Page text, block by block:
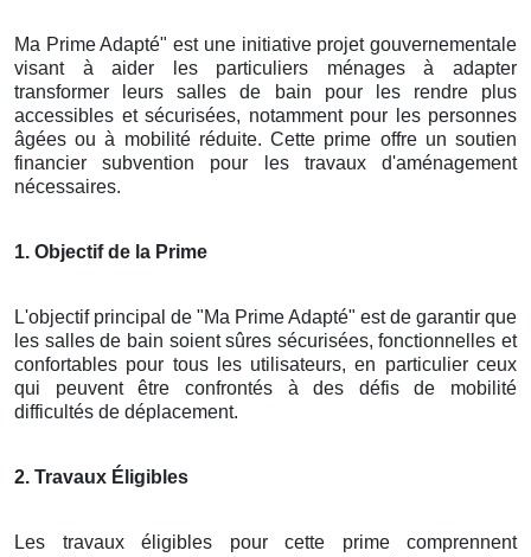
Ma Prime Adapté" est une initiative projet gouvernementale
visant à aider les particuliers ménages à adapter
transformer leurs salles de bain pour les rendre plus
accessibles et sécurisées, notamment pour les personnes
âgées ou à mobilité réduite. Cette prime offre un soutien
financier subvention pour les travaux d'aménagement
nécessaires.
1. Objectif de la Prime
L'objectif principal de "Ma Prime Adapté" est de garantir que
les salles de bain soient sûres sécurisées, fonctionnelles et
confortables pour tous les utilisateurs, en particulier ceux
qui peuvent être confrontés à des défis de mobilité
difficultés de déplacement.
2. Travaux Éligibles
Les travaux éligibles pour cette prime comprennent